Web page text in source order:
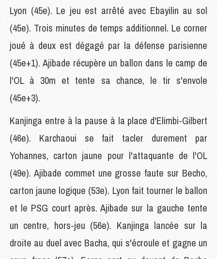
Lyon (45e). Le jeu est arrêté avec Ebayilin au sol
(45e). Trois minutes de temps additionnel. Le corner
joué à deux est dégagé par la défense parisienne
(45e+1). Ajibade récupère un ballon dans le camp de
l'OL à 30m et tente sa chance, le tir s'envole
(45e+3).
Kanjinga entre à la pause à la place d'Elimbi-Gilbert
(46e). Karchaoui se fait tacler durement par
Yohannes, carton jaune pour l'attaquante de l'OL
(49e). Ajibade commet une grosse faute sur Becho,
carton jaune logique (53e). Lyon fait tourner le ballon
et le PSG court après. Ajibade sur la gauche tente
un centre, hors-jeu (56e). Kanjinga lancée sur la
droite au duel avec Bacha, qui s'écroule et gagne un